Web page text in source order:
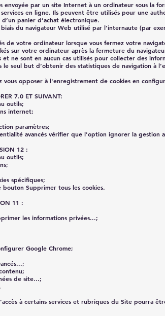
envoyée par un site Internet à un ordinateur sous la
en ligne. Ils peuvent être utilisés pour une
panier d’achat électronique.
du navigateur Web utilisé par l’internaute (par
de votre ordinateur lorsque vous fermez votre
sur votre ordinateur après la fermeture du
et ne sont en aucun cas utilisés pour collecter des
le seul but d’obtenir des statistiques de navigation à
vous opposer à l'enregistrement de cookies en
7.0 ET SUIVANT:
outils;
internet;
paramètres;
avancés vérifier que l'option ignorer la gestion
12 :
outils;
spécifiques;
Supprimer tous les cookies.
11 :
les informations privées...;
Google Chrome;
de site...;
à certains services et rubriques du Site pourra